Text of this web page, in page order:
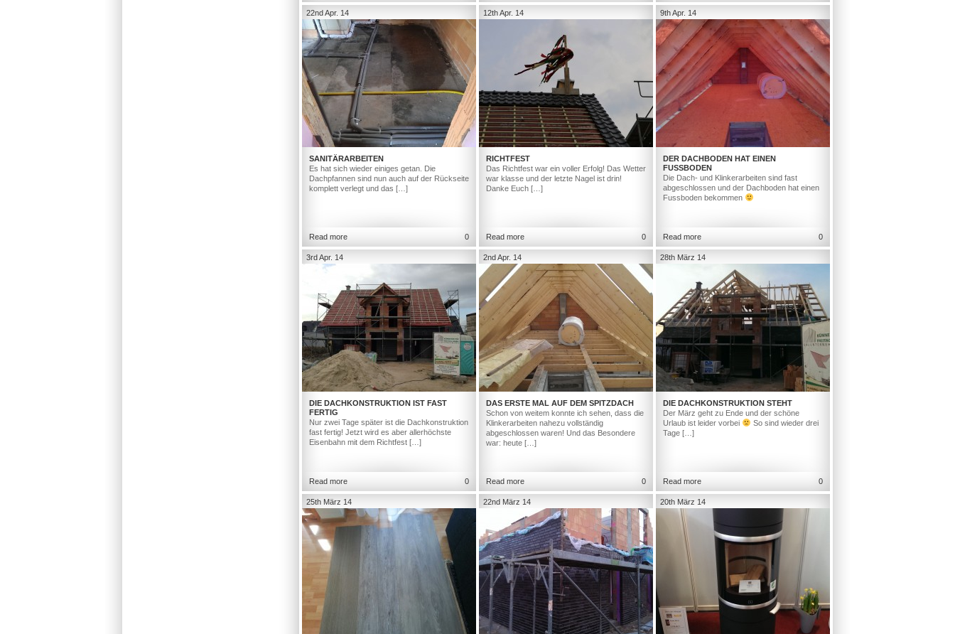
22nd Apr. 14
SANITÄRARBEITEN
Es hat sich wieder einiges getan. Die
Dachpfannen sind nun auch auf der Rückseite
komplett verlegt und das […]
Read more 0
12th Apr. 14
RICHTFEST
Das Richtfest war ein voller Erfolg! Das Wetter
war klasse und der letzte Nagel ist drin!
Danke Euch […]
Read more 0
9th Apr. 14
DER DACHBODEN HAT EINEN
FUSSBODEN
Die Dach- und Klinkerarbeiten sind fast
abgeschlossen und der Dachboden hat einen
Fussboden bekommen
Read more 0
3rd Apr. 14
DIE DACHKONSTRUKTION IST FAST
FERTIG
Nur zwei Tage später ist die Dachkonstruktion
fast fertig! Jetzt wird es aber allerhöchste
Eisenbahn mit dem Richtfest […]
Read more 0
2nd Apr. 14
DAS ERSTE MAL AUF DEM SPITZDACH
Schon von weitem konnte ich sehen, dass die
Klinkerarbeiten nahezu vollständig
abgeschlossen waren! Und das Besondere
war: heute […]
Read more 0
28th März 14
DIE DACHKONSTRUKTION STEHT
Der März geht zu Ende und der schöne
Urlaub ist leider vorbei
So sind wieder drei
Tage […]
Read more 0
25th März 14 22nd März 14 20th März 14